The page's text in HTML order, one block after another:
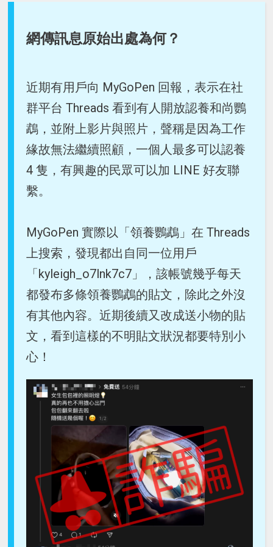
網傳訊息原始出處為何？
近期有用戶向 MyGoPen 回報，表示在社
群平台 Threads 看到有人開放認養和尚鸚
鵡，並附上影片與照片，聲稱是因為工作
緣故無法繼續照顧，一個人最多可以認養
4 隻，有興趣的民眾可以加 LINE 好友聯
繫。
MyGoPen 實際以「領養鸚鵡」在 Threads
上搜索，發現都出自同一位用戶
「kyleigh_o7lnk7c7」，該帳號幾乎每天
都發布多條領養鸚鵡的貼文，除此之外沒
有其他內容。近期後續又改成送小物的貼
文，看到這樣的不明貼文狀況都要特別小
心！